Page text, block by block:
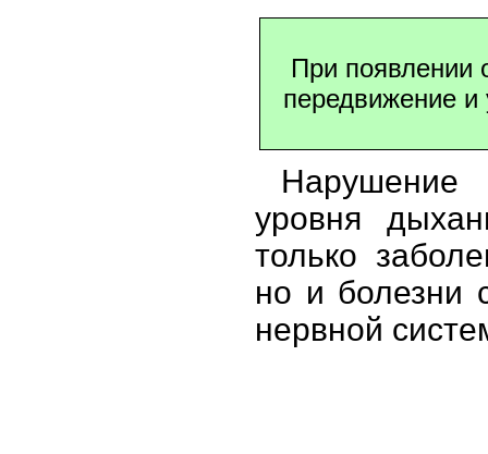
При появлении
передвижение и
Нарушение
уровня
только
но и болезни
нервной